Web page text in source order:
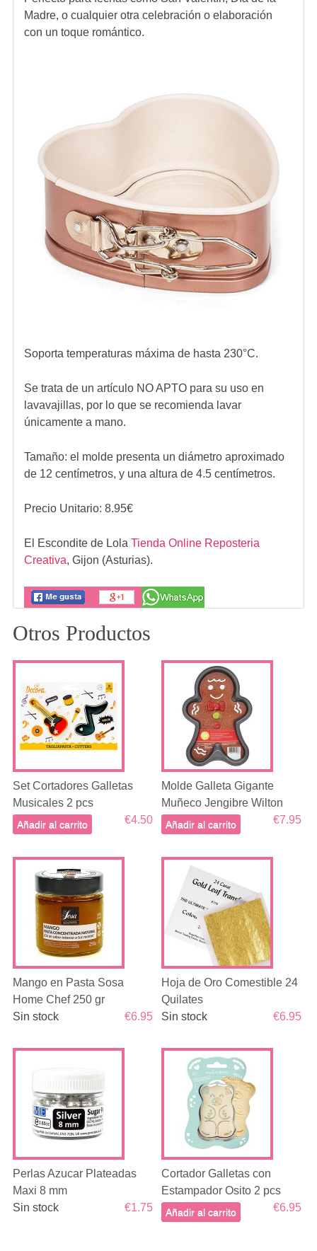
Madre, o cualquier otra celebración o elaboración
con un toque romántico.
Soporta temperaturas máxima de hasta 230°C.
Se trata de un artículo NO APTO para su uso en
lavavajillas, por lo que se recomienda lavar
únicamente a mano.
Tamaño: el molde presenta un diámetro aproximado
de 12 centímetros, y una altura de 4.5 centímetros.
Precio Unitario: 8.95€
El Escondite de Lola Tienda Online Reposteria
Creativa, Gijon (Asturias).
Otros Productos
Set Cortadores Galletas
Musicales 2 pcs
€4.50
Añadir al carrito
Molde Galleta Gigante
Muñeco Jengibre Wilton
€7.95
Añadir al carrito
Mango en Pasta Sosa
Home Chef 250 gr
€6.95
Sin stock
Hoja de Oro Comestible 24
Quilates
€6.95
Sin stock
Perlas Azucar Plateadas
Maxi 8 mm
€1.75
Sin stock
Cortador Galletas con
Estampador Osito 2 pcs
€6.95
Añadir al carrito